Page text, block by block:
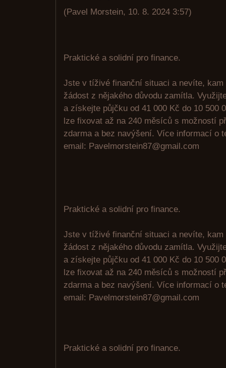
(Pavel Morstein, 10. 8. 2024 3:57)
Praktické a solidní pro finance.
Jste v tíživé finanční situaci a nevíte,
žádost z nějakého důvodu zamítla.
a získejte půjčku od 41 000 Kč do 10 500
lze fixovat až na 240 měsíců s možností
zdarma a bez navýšení. Více informací o
email: Pavelmorstein87@gmail.com
Praktické a solidní pro finance.
Jste v tíživé finanční situaci a nevíte,
žádost z nějakého důvodu zamítla.
a získejte půjčku od 41 000 Kč do 10 500
lze fixovat až na 240 měsíců s možností
zdarma a bez navýšení. Více informací o
email: Pavelmorstein87@gmail.com
Praktické a solidní pro finance.